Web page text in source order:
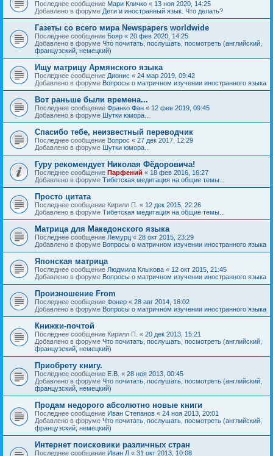
Последнее сообщение Мари Кличко « 13 ноя 2020, 14:25
Добавлено в форуме Дети и иностранный язык. Что делать?
Газеты со всего мира Newspapers worldwide
Последнее сообщение Бояр « 20 фев 2020, 14:25
Добавлено в форуме Что почитать, послушать, посмотреть (английский,
французский, немецкий)
Ищу матрицу Армянского языка
Последнее сообщение Дионис « 24 мар 2019, 09:42
Добавлено в форуме Вопросы о матричном изучении иностранного языка
Вот раньше были времена...
Последнее сообщение Франко Фан « 12 фев 2019, 09:45
Добавлено в форуме Шутки юмора...
Спасибо тебе, неизвестный переводчик
Последнее сообщение Вопрос « 27 дек 2017, 12:29
Добавлено в форуме Шутки юмора...
Гуру рекомендует Николая Фёдоровича!
Последнее сообщение Парфений « 18 фев 2016, 16:27
Добавлено в форуме Тибетская медитация на общие темы...
Просто цитата
Последнее сообщение Кирилл П. « 12 дек 2015, 22:26
Добавлено в форуме Тибетская медитация на общие темы...
Матрица для Македонского языка
Последнее сообщение Лемурц « 28 окт 2015, 23:29
Добавлено в форуме Вопросы о матричном изучении иностранного языка
Японская матрица
Последнее сообщение Людмила Клыкова « 12 окт 2015, 21:45
Добавлено в форуме Вопросы о матричном изучении иностранного языка
Произношение From
Последнее сообщение Фонер « 28 авг 2014, 16:02
Добавлено в форуме Вопросы о матричном изучении иностранного языка
Книжки-почтой
Последнее сообщение Кирилл П. « 20 дек 2013, 15:21
Добавлено в форуме Что почитать, послушать, посмотреть (английский,
французский, немецкий)
Приобрету книгу.
Последнее сообщение Е.В. « 28 ноя 2013, 00:45
Добавлено в форуме Что почитать, послушать, посмотреть (английский,
французский, немецкий)
Продам недорого абсолютно новые книги
Последнее сообщение Иван Степанов « 24 ноя 2013, 20:01
Добавлено в форуме Что почитать, послушать, посмотреть (английский,
французский, немецкий)
Интернет поисковики различных стран
Последнее сообщение Иван Л « 31 окт 2013, 10:08